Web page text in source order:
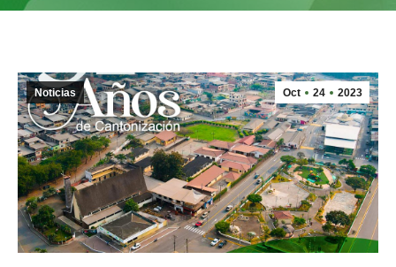
Oct 24 2023
Noticias